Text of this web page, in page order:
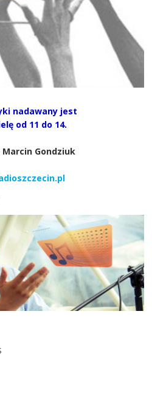
nadawany jest
od 11 do 14.
Marcin Gondziuk